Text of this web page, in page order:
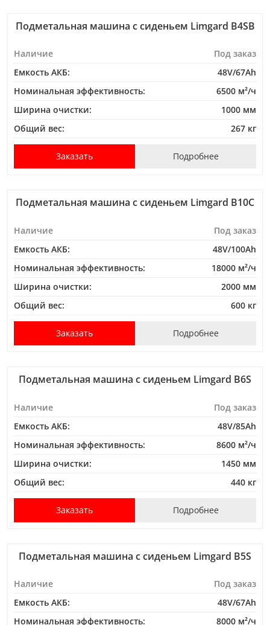
Подметальная машина с сиденьем Limgard B4SB
Наличие
Под заказ
Емкость АКБ:
48V/67Ah
Номинальная эффективность:
6500 м²/ч
Ширина очистки:
1000 мм
Общий вес:
267 кг
Заказать Подробнее
Подметальная машина с сиденьем Limgard B10C
Наличие
Под заказ
Емкость АКБ:
48V/100Ah
Номинальная эффективность:
18000 м²/ч
Ширина очистки:
2000 мм
Общий вес:
600 кг
Заказать Подробнее
Подметальная машина с сиденьем Limgard B6S
Наличие
Под заказ
Емкость АКБ:
48V/85Ah
Номинальная эффективность:
8600 м²/ч
Ширина очистки:
1450 мм
Общий вес:
440 кг
Заказать Подробнее
Подметальная машина с сиденьем Limgard B5S
Наличие
Под заказ
Емкость АКБ:
48V/67Ah
Номинальная эффективность:
8000 м²/ч